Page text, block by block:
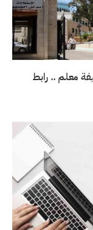
معلم .. رابط